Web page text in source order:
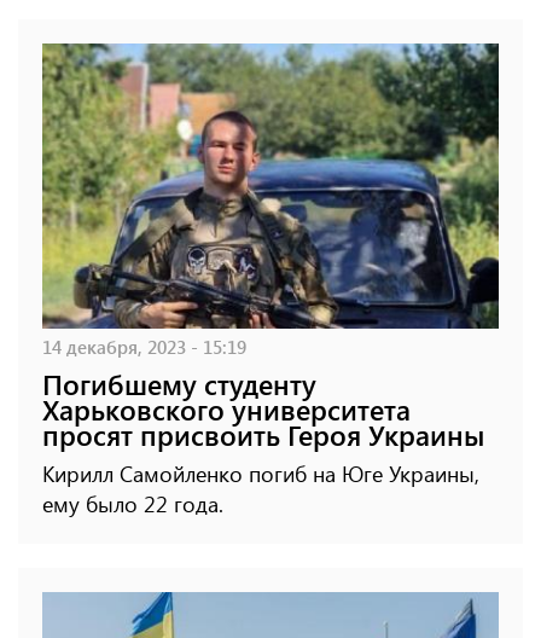
14 декабря, 2023 - 15:19
Погибшему студенту
Харьковского университета
просят присвоить Героя Украины
Кирилл Самойленко погиб на Юге Украины,
ему было 22 года.